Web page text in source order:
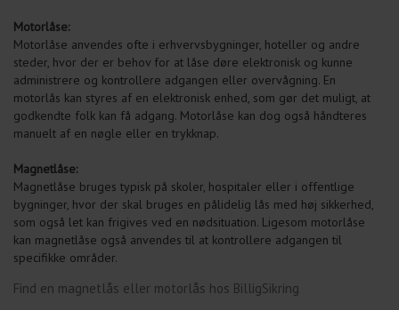
Motorlåse:
Motorlåse anvendes ofte i erhvervsbygninger, hoteller og andre
steder, hvor der er behov for at låse døre elektronisk og kunne
administrere og kontrollere adgangen eller overvågning. En
motorlås kan styres af en elektronisk enhed, som gør det muligt, at
godkendte folk kan få adgang. Motorlåse kan dog også håndteres
manuelt af en nøgle eller en trykknap.
Magnetlåse:
Magnetlåse bruges typisk på skoler, hospitaler eller i offentlige
bygninger, hvor der skal bruges en pålidelig lås med høj sikkerhed,
som også let kan frigives ved en nødsituation. Ligesom motorlåse
kan magnetlåse også anvendes til at kontrollere adgangen til
specifikke områder.
Find en magnetlås eller motorlås hos BilligSikring